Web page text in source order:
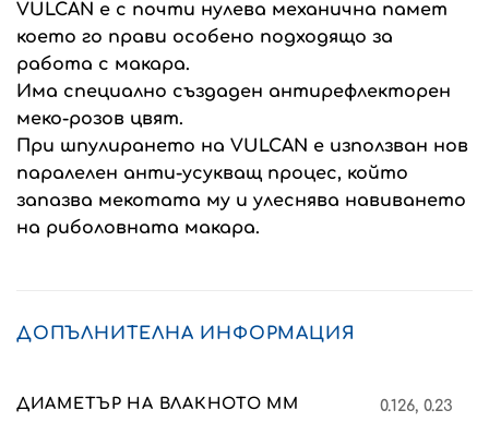
VULCAN е с почти нулева механична памет
което го прави особено подходящо за
работа с макара.
Има специално създаден антирефлекторен
меко-розов цвят.
При шпулирането на VULCAN е използван нов
паралелен анти-усукващ процес, който
запазва мекотата му и улеснява навиването
на риболовната макара.
ДОПЪЛНИТЕЛНА ИНФОРМАЦИЯ
ДИАМЕТЪР НА ВЛАКНОТО ММ 0.126, 0.23